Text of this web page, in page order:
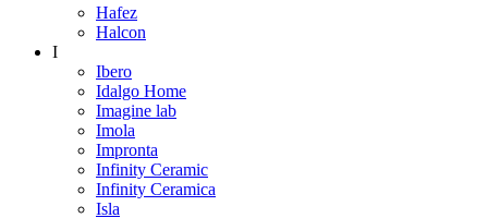
Hafez
Halcon
I
Ibero
Idalgo Home
Imagine lab
Imola
Impronta
Infinity Ceramic
Infinity Ceramica
Isla